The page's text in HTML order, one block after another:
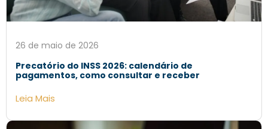
26 de maio de 2026
Precatório do INSS 2026: calendário de
pagamentos, como consultar e receber
Leia Mais